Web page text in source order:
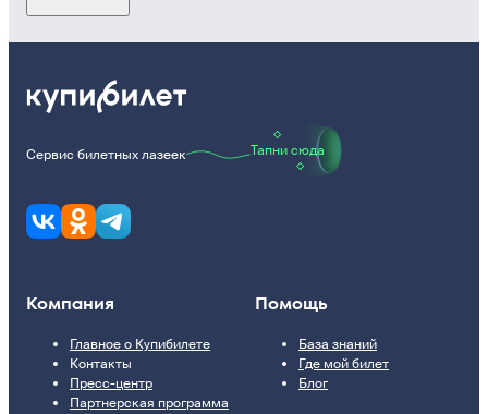
Сервис билетных лазеек Тапни сюда
Компания
Главное о Купибилете
Контакты
Пресс-центр
Партнерская программа
Помощь
База знаний
Где мой билет
Блог